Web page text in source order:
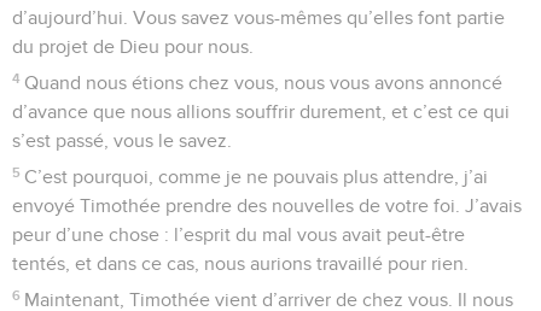
d’aujourd’hui. Vous savez vous-mêmes qu’elles font partie
du projet de Dieu pour nous.
4 Quand nous étions chez vous, nous vous avons annoncé
d’avance que nous allions souffrir durement, et c’est ce qui
s’est passé, vous le savez.
5 C’est pourquoi, comme je ne pouvais plus attendre, j’ai
envoyé Timothée prendre des nouvelles de votre foi. J’avais
peur d’une chose : l’esprit du mal vous avait peut-être
tentés, et dans ce cas, nous aurions travaillé pour rien.
6 Maintenant, Timothée vient d’arriver de chez vous. Il nous